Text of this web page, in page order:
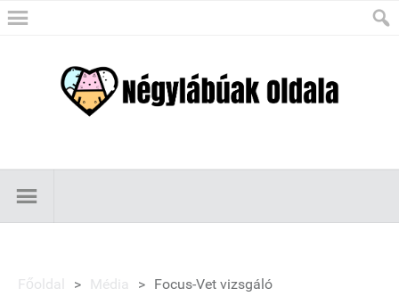
Főoldal > Média > Focus-Vet vizsgáló